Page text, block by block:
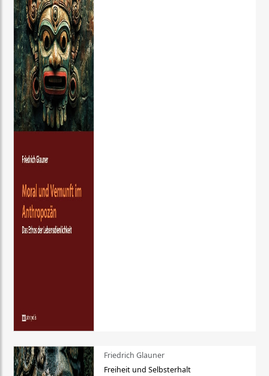
Friedrich Glauner
Freiheit und Selbsterhalt